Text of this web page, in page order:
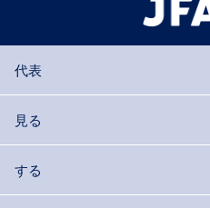
代表
見る
する